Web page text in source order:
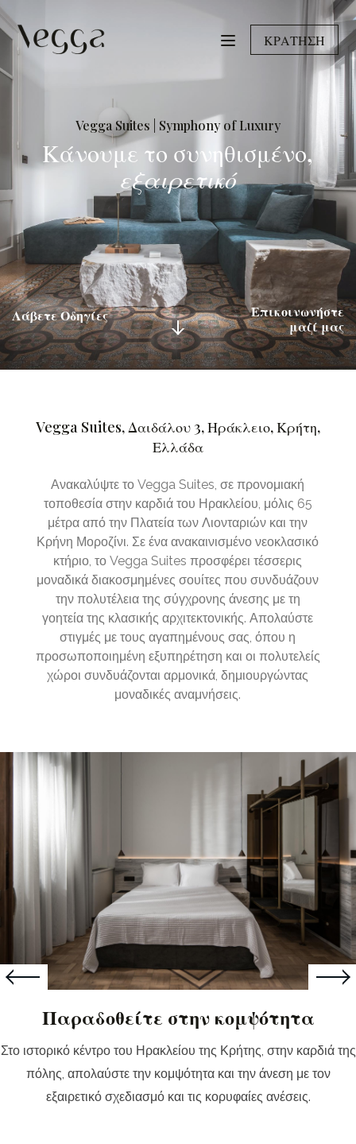
ΚΡΑΤΗΣΗ
Vegga Suites | Symphony of Luxury
Κάνουμε το συνηθισμένο,
εξαιρετικό
Λάβετε Οδηγίες
Επικοινωνήστε
μαζί μας
Vegga Suites, Δαιδάλου 3, Ηράκλειο, Κρήτη,
Ελλάδα
Ανακαλύψτε το Vegga Suites, σε προνομιακή
τοποθεσία στην καρδιά του Ηρακλείου, μόλις 65
μέτρα από την Πλατεία των Λιονταριών και την
Κρήνη Μοροζίνι. Σε ένα ανακαινισμένο νεοκλασικό
κτήριο, το Vegga Suites προσφέρει τέσσερις
μοναδικά διακοσμημένες σουίτες που συνδυάζουν
την πολυτέλεια της σύγχρονης άνεσης με τη
γοητεία της κλασικής αρχιτεκτονικής. Απολαύστε
στιγμές με τους αγαπημένους σας, όπου η
προσωποποιημένη εξυπηρέτηση και οι πολυτελείς
χώροι συνδυάζονται αρμονικά, δημιουργώντας
μοναδικές αναμνήσεις.
Παραδοθείτε στην κομψότητα
Στο ιστορικό κέντρο του Ηρακλείου της Κρήτης, στην καρδιά της
πόλης, απολαύστε την κομψότητα και την άνεση με τον
εξαιρετικό σχεδιασμό και τις κορυφαίες ανέσεις.